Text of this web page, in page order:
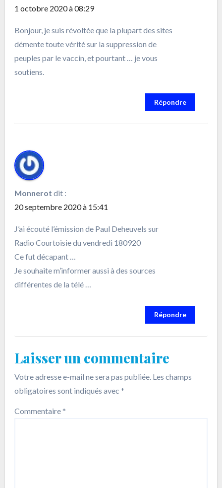
1 octobre 2020 à 08:29
Bonjour, je suis révoltée que la plupart des sites
démente toute vérité sur la suppression de
peuples par le vaccin, et pourtant … je vous
soutiens.
Répondre
Monnerot dit :
20 septembre 2020 à 15:41
J’ai écouté l’émission de Paul Deheuvels sur
Radio Courtoisie du vendredi 180920
Ce fut décapant …
Je souhaite m’informer aussi à des sources
différentes de la télé …
Répondre
Laisser un commentaire
Votre adresse e-mail ne sera pas publiée. Les champs
obligatoires sont indiqués avec *
Commentaire*